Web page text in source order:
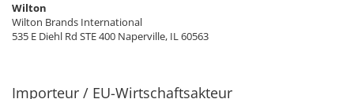
Wilton
Wilton Brands International
535 E Diehl Rd STE 400 Naperville, IL 60563
Importeur / EU-Wirtschaftsakteur